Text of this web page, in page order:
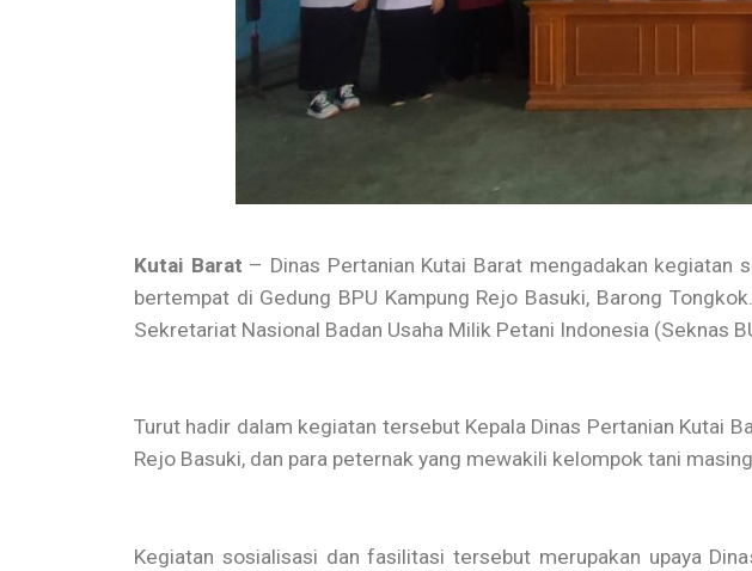
Kutai Barat – Dinas Pertanian Kutai Barat mengadakan kegiatan
bertempat di Gedung BPU Kampung Rejo Basuki, Barong
Sekretariat Nasional Badan Usaha Milik Petani Indonesia (Seknas
Turut hadir dalam kegiatan tersebut Kepala Dinas Pertanian Kutai
Rejo Basuki, dan para peternak yang mewakili kelompok tani
Kegiatan sosialisasi dan fasilitasi tersebut merupakan upaya